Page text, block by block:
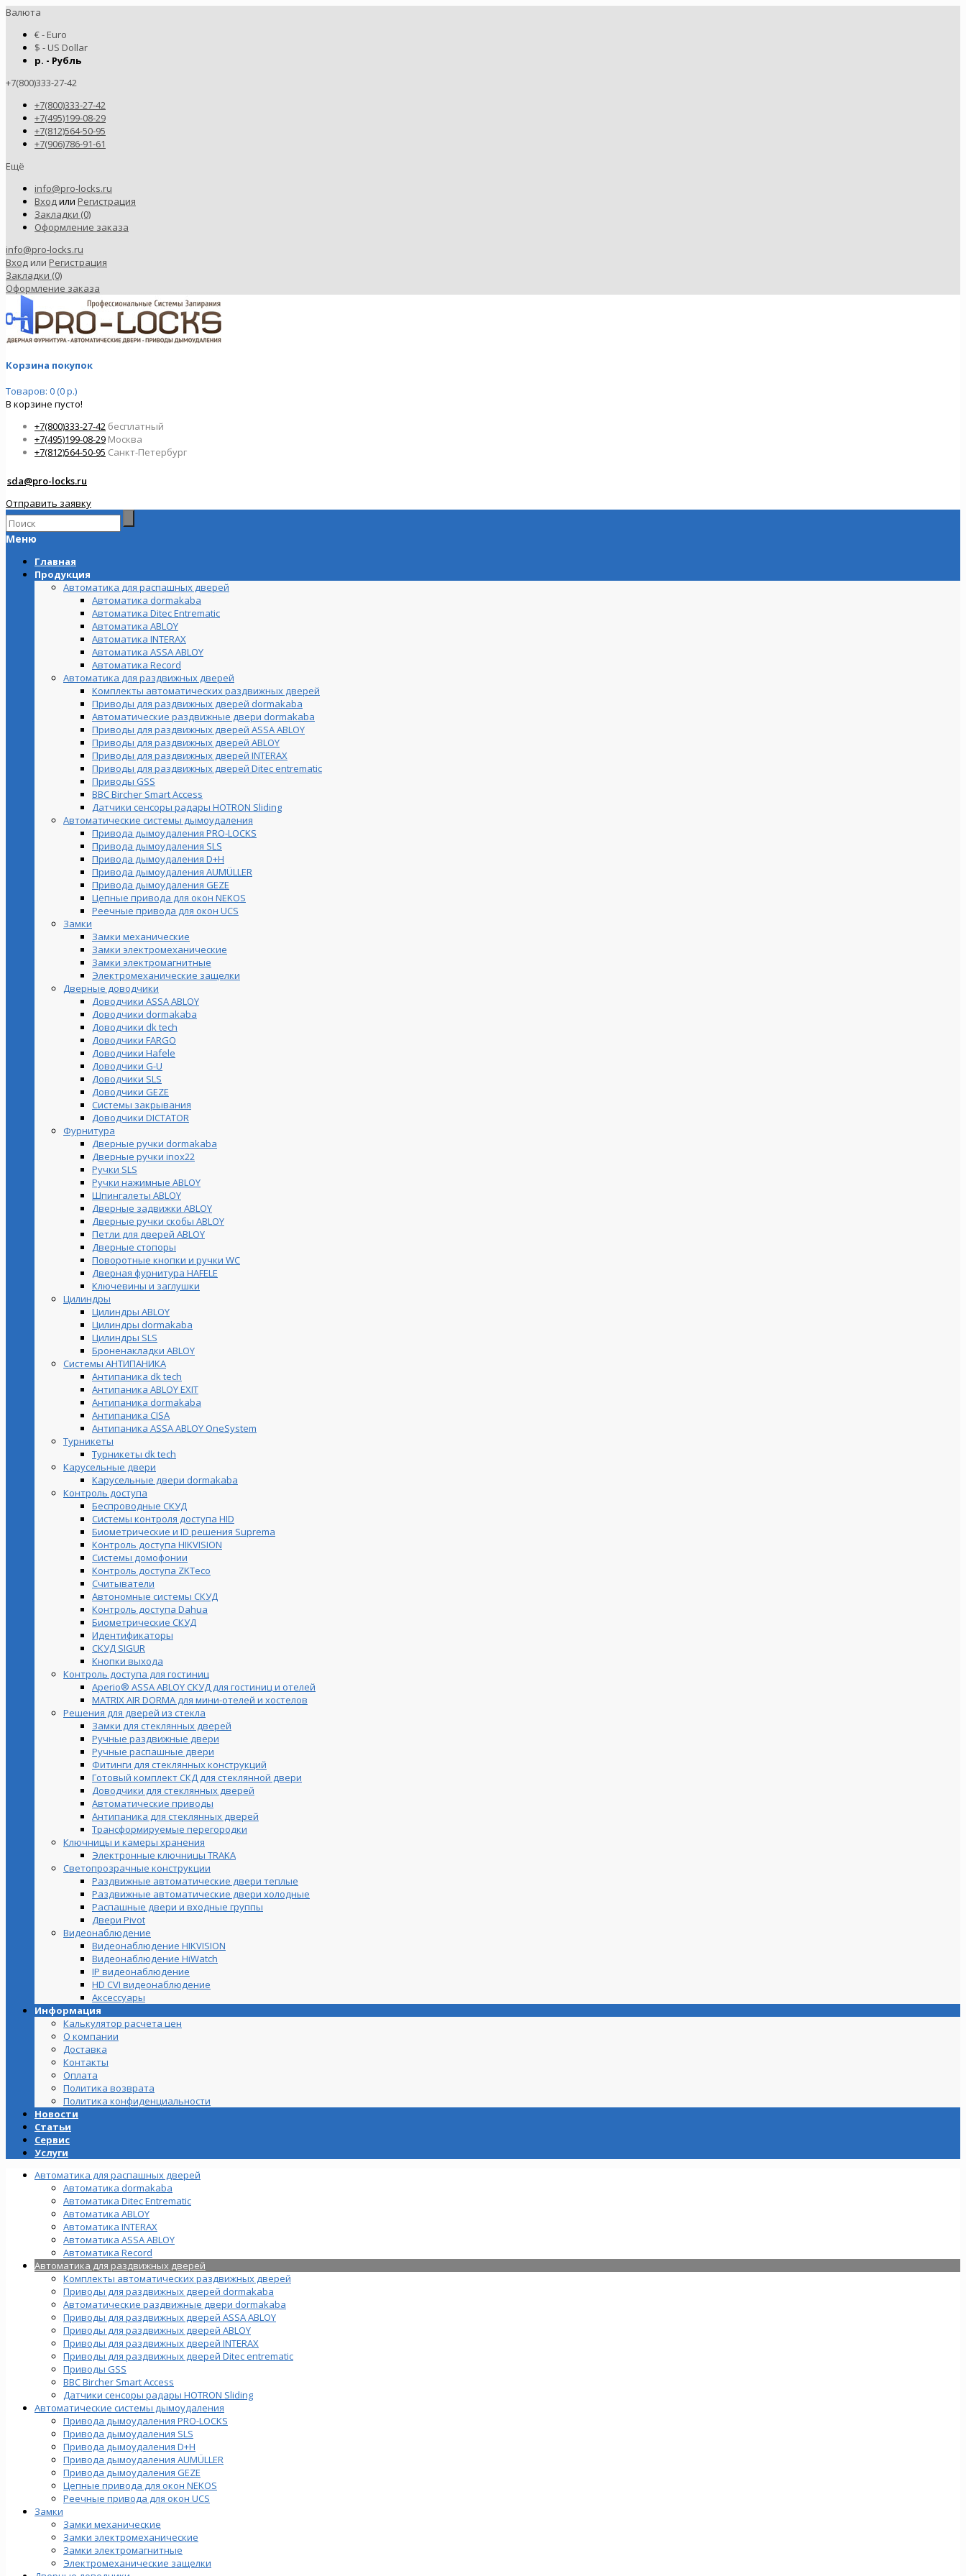
Валюта
€ - Euro
$ - US Dollar
р. - Рубль
+7(800)333-27-42
+7(800)333-27-42
+7(495)199-08-29
+7(812)564-50-95
+7(906)786-91-61
Ещё
info@pro-locks.ru
Входили Регистрация
Закладки (0)
Оформление заказа
info@pro-locks.ru
Вход или Регистрация
Закладки (0)
Оформление заказа
Корзина покупок
Товаров: 0 (0 р.)
В корзине пусто!
+7(800)333-27-42 бесплатный
+7(495)199-08-29 Москва
+7(812)564-50-95 Санкт-Петербург
sda@pro-locks.ru
Отправить заявку
Меню
Главная
Продукция
Автоматика для распашных дверей
Автоматика dormakaba
Автоматика Ditec Entrematic
Автоматика ABLOY
Автоматика INTERAX
Автоматика ASSA ABLOY
Автоматика Record
Автоматика для раздвижных дверей
Комплекты автоматических раздвижных дверей
Приводы для раздвижных дверей dormakaba
Автоматические раздвижные двери dormakaba
Приводы для раздвижных дверей ASSA ABLOY
Приводы для раздвижных дверей ABLOY
Приводы для раздвижных дверей INTERAX
Приводы для раздвижных дверей Ditec entrematic
Приводы GSS
BBC Bircher Smart Access
Датчики сенсоры радары HOTRON Sliding
Автоматические системы дымоудаления
Привода дымоудаления PRO-LOCKS
Привода дымоудаления SLS
Привода дымоудаления D+H
Привода дымоудаления AUMÜLLER
Привода дымоудаления GEZE
Цепные привода для окон NEKOS
Реечные привода для окон UСS
Замки
Замки механические
Замки электромеханические
Замки электромагнитные
Электромеханические защелки
Дверные доводчики
Доводчики ASSA ABLOY
Доводчики dormakaba
Доводчики dk tech
Доводчики FARGO
Доводчики Hafele
Доводчики G-U
Доводчики SLS
Доводчики GEZE
Cистемы закрывания
Доводчики DICTATOR
Фурнитура
Дверные ручки dormakaba
Дверные ручки inox22
Ручки SLS
Ручки нажимные ABLOY
Шпингалеты ABLOY
Дверные задвижки ABLOY
Дверные ручки скобы ABLOY
Петли для дверей ABLOY
Дверные стопоры
Поворотные кнопки и ручки WC
Дверная фурнитура HAFELE
Ключевины и заглушки
Цилиндры
Цилиндры ABLOY
Цилиндры dormakaba
Цилиндры SLS
Броненакладки ABLOY
Системы АНТИПАНИКА
Антипаника dk tech
Антипаника ABLOY EXIT
Антипаника dormakaba
Антипаника СISA
Антипаника ASSA ABLOY OneSystem
Турникеты
Турникеты dk tech
Карусельные двери
Карусельные двери dormakaba
Контроль доступа
Беспроводные СКУД
Системы контроля доступа HID
Биометрические и ID решения Suprema
Контроль доступа HIKVISION
Системы домофонии
Контроль доступа ZKTeco
Считыватели
Автономные системы СКУД
Контроль доступа Dahua
Биометрические СКУД
Идентификаторы
СКУД SIGUR
Кнопки выхода
Контроль доступа для гостиниц
Aperio® ASSA ABLOY СКУД для гостиниц и отелей
MATRIX AIR DORMA для мини-отелей и хостелов
Решения для дверей из стекла
Замки для стеклянных дверей
Ручные раздвижные двери
Ручные распашные двери
Фитинги для стеклянных конструкций
Готовый комплект СКД для стеклянной двери
Доводчики для стеклянных дверей
Автоматические приводы
Антипаника для стеклянных дверей
Трансформируемые перегородки
Ключницы и камеры хранения
Электронные ключницы TRAKA
Светопрозрачные конструкции
Раздвижные автоматические двери теплые
Раздвижные автоматические двери холодные
Распашные двери и входные группы
Двери Pivot
Видеонаблюдение
Видеонаблюдение HIKVISION
Видеонаблюдение HiWatch
IP видеонаблюдение
HD CVI видеонаблюдение
Аксессуары
Информация
Калькулятор расчета цен
О компании
Доставка
Контакты
Оплата
Политика возврата
Политика конфиденциальности
Новости
Статьи
Сервис
Услуги
Автоматика для распашных дверей
Автоматика dormakaba
Автоматика Ditec Entrematic
Автоматика ABLOY
Автоматика INTERAX
Автоматика ASSA ABLOY
Автоматика Record
Автоматика для раздвижных дверей
Комплекты автоматических раздвижных дверей
Приводы для раздвижных дверей dormakaba
Автоматические раздвижные двери dormakaba
Приводы для раздвижных дверей ASSA ABLOY
Приводы для раздвижных дверей ABLOY
Приводы для раздвижных дверей INTERAX
Приводы для раздвижных дверей Ditec entrematic
Приводы GSS
BBC Bircher Smart Access
Датчики сенсоры радары HOTRON Sliding
Автоматические системы дымоудаления
Привода дымоудаления PRO-LOCKS
Привода дымоудаления SLS
Привода дымоудаления D+H
Привода дымоудаления AUMÜLLER
Привода дымоудаления GEZE
Цепные привода для окон NEKOS
Реечные привода для окон UСS
Замки
Замки механические
Замки электромеханические
Замки электромагнитные
Электромеханические защелки